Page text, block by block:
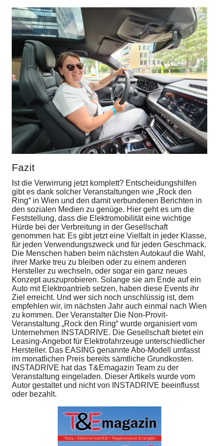
Fazit
Ist die Verwirrung jetzt komplett? Entscheidungshilfen
gibt es dank solcher Veranstaltungen wie „Rock den
Ring“ in Wien und den damit verbundenen Berichten in
den sozialen Medien zu genüge. Hier geht es um die
Feststellung, dass die Elektromobilität eine wichtige
Hürde bei der Verbreitung in der Gesellschaft
genommen hat: Es gibt jetzt eine Vielfalt in jeder Klasse,
für jeden Verwendungszweck und für jeden Geschmack.
Die Menschen haben beim nächsten Autokauf die Wahl,
ihrer Marke treu zu bleiben oder zu einem anderen
Hersteller zu wechseln, oder sogar ein ganz neues
Konzept auszuprobieren. Solange sie am Ende auf ein
Auto mit Elektroantrieb setzen, haben diese Events ihr
Ziel erreicht. Und wer sich noch unschlüssig ist, dem
empfehlen wir, im nächsten Jahr auch einmal nach Wien
zu kommen. Der Veranstalter Die Non-Provit-
Veranstaltung „Rock den Ring“ wurde organisiert vom
Unternehmen INSTADRIVE. Die Gesellschaft bietet ein
Leasing-Angebot für Elektrofahrzeuge unterschiedlicher
Hersteller. Das EASING genannte Abo-Modell umfasst
im monatlichen Preis bereits sämtliche Grundkosten.
INSTADRIVE hat das T&Emagazin Team zu der
Veranstaltung eingeladen. Dieser Artikels wurde vom
Autor gestaltet und nicht von INSTADRIVE beeinflusst
oder bezahlt.